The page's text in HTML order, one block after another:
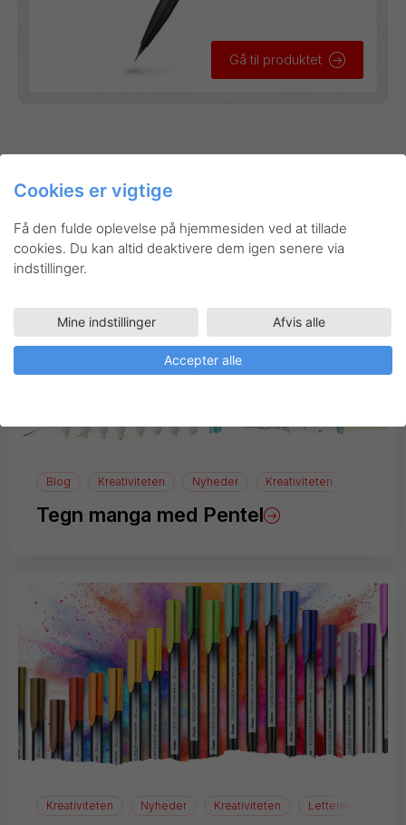
Gå til produktet
Inspiration
Blog Kreativiteten Nyheder Kreativiteten
Tegn manga med Pentel
Kreativiteten Nyheder Kreativiteten Lettering
Cookies er vigtige
Få den fulde oplevelse på hjemmesiden ved at tillade
cookies. Du kan altid deaktivere dem igen senere via
indstillinger.
Mine indstillinger Afvis alle
Accepter alle